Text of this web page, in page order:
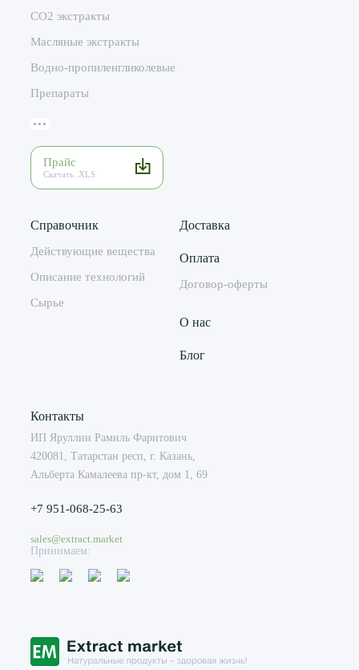
CO2 экстракты
Масляные экстракты
Водно-пропиленгликолевые
Препараты
Прайс
Скачать .XLS
Справочник
Действующие вещества
Описание технологий
Сырье
Доставка
Оплата
Договор-оферты
О нас
Блог
Контакты
ИП Яруллин Рамиль Фаритович
420081, Татарстан респ, г. Казань,
Альберта Камалеева пр-кт, дом 1, 69
+7 951-068-25-63
sales@extract.market
Принимаем: